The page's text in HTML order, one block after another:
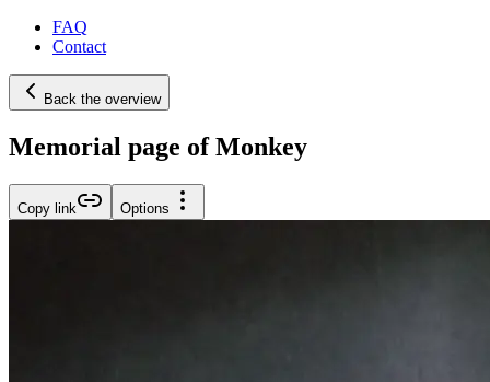
FAQ
Contact
Back the overview
Memorial page of Monkey
Copy link Options